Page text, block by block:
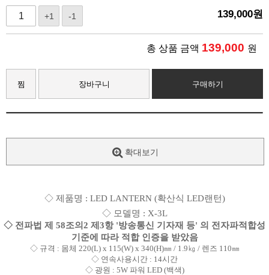
+1 -1 139,000원
총 상품 금액 139,000 원
찜 장바구니 구매하기
확대보기
◇ 제품명 : LED LANTERN (확산식 LED랜턴)
◇ 모델명 : X-3L
◇ 전파법 제 58조의2 제3항 '방송통신 기자재 등' 의 전자파적합성
기준에 따라 적합 인증을 받았음
◇ 규격 : 몸체 220(L) x 115(W) x 340(H)㎜ / 1.9㎏ / 렌즈 110㎜
◇ 연속사용시간 : 14시간
◇ 광원 : 5W 파워 LED (백색)